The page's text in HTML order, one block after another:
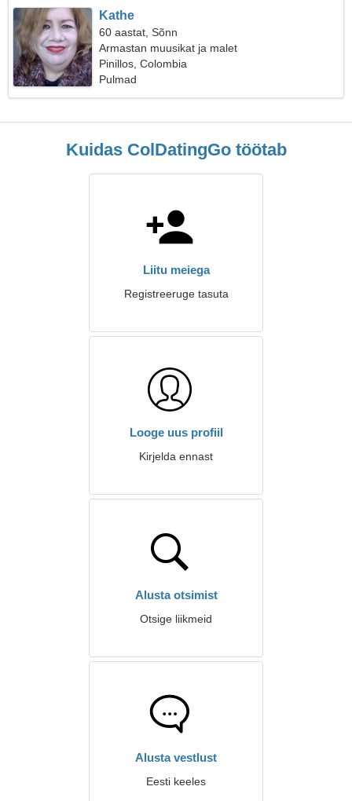
Kathe
60 aastat, Sõnn
Armastan muusikat ja malet
Pinillos, Colombia
Pulmad
Kuidas ColDatingGo töötab
Liitu meiega
Registreeruge tasuta
Looge uus profiil
Kirjelda ennast
Alusta otsimist
Otsige liikmeid
Alusta vestlust
Eesti keeles